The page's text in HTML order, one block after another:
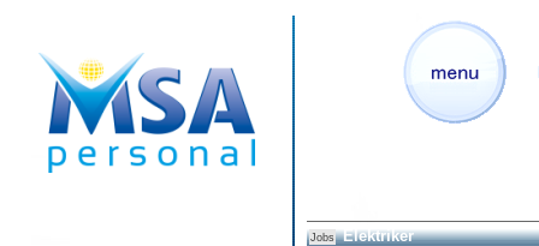
Jobs Elektriker